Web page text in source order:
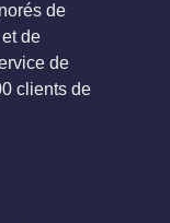
de
de
de
clients de